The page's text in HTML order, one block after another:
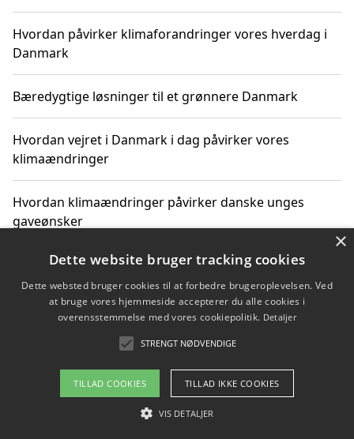
Hvordan påvirker klimaforandringer vores hverdag i
Danmark
Bæredygtige løsninger til et grønnere Danmark
Hvordan vejret i Danmark i dag påvirker vores
klimaændringer
Hvordan klimaændringer påvirker danske unges
gaveønsker
Copyright 2026 - Pilanto Aps
Om / kontakt
Blog Betingelser
×
Dette website bruger tracking cookies
Dette websted bruger cookies til at forbedre brugeroplevelsen. Ved
at bruge vores hjemmeside accepterer du alle cookies i
overensstemmelse med vores cookiepolitik. Detaljer
STRENGT NØDVENDIGE
TILLAD COOKIES TILLAD IKKE COOKIES
VIS DETALJER